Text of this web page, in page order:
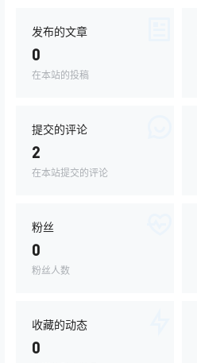
发布的文章
0
在本站的投稿
提交的评论
2
在本站提交的评论
粉丝
0
粉丝人数
收藏的动态
0